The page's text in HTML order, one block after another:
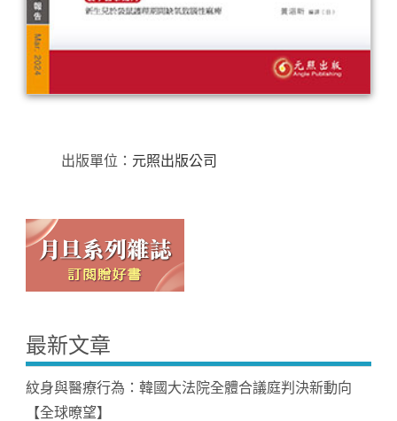
出版單位： 元照出版公司
最新文章
紋身與醫療行為：韓國大法院全體合議庭判決新動向
【全球暸望】